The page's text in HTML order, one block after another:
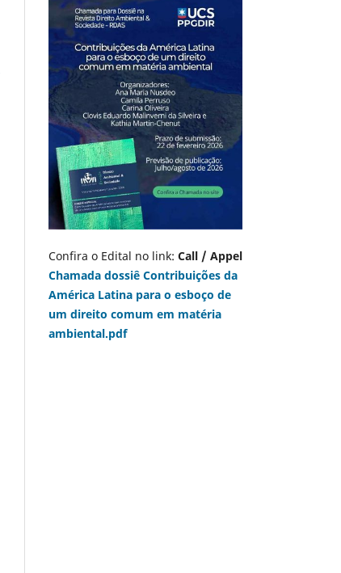
Confira o Edital no link: Call / Appel
Chamada dossiê Contribuições da
América Latina para o esboço de
um direito comum em matéria
ambiental.pdf